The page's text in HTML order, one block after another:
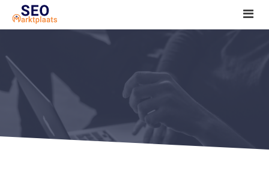
SEO tools reviews
Marketeer bij jou in de buurt?
Offerte
1. Seo voor beginners +
2. Onderzoeken +